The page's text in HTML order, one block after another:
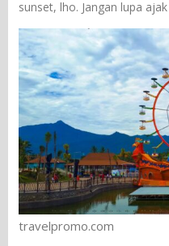
sunset, lho. Jangan lupa
travelpromo.com